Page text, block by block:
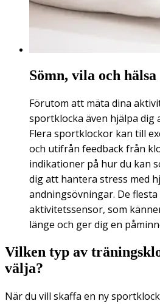
Sömn, vila och hälsa
Förutom att mäta dina
sportklocka även hjälpa dig
Flera sportklockor kan till
och utifrån feedback från
indikationer på hur du kan
dig att hantera stress med
andningsövningar. De
aktivitetssensor, som
länge och ger dig en
Vilken typ av
välja?
När du vill skaffa en ny